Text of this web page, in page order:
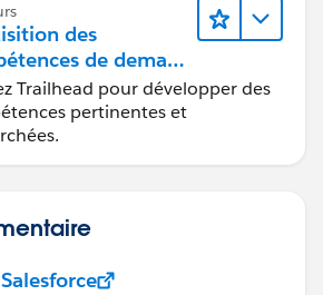
des
de demain
Trailhead pour développer des
pertinentes et